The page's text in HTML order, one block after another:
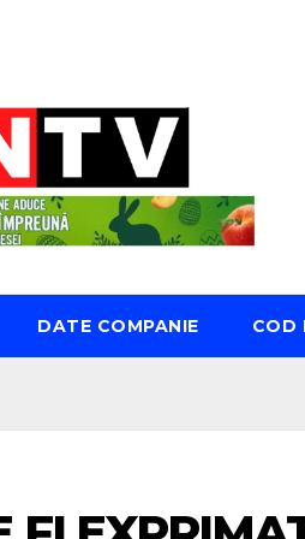
DATE COMPANIE COD